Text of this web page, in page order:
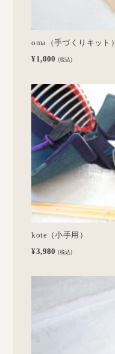
oma（手づくりキット）
¥1,000(税込)
kote（小手用）
¥3,980(税込)